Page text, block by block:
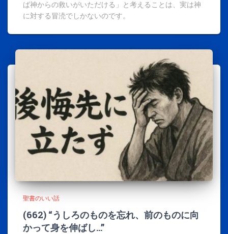
ば神からの救いがいただける」と考えることは、実は神
に対する冒涜でしかないのです。
聖書のいい話
(662) “うしろのものを忘れ、前のものに向
かって身を伸ばし…”